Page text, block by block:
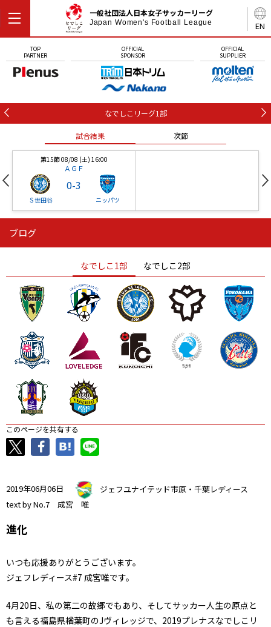
EN
一般社団法人日本女子サッカーリーグ
Japan Women's Football League
TOP
PARTNER
OFFICIAL
SPONSOR
OFFICIAL
SUPPLIER
なでしこリーグ1部
試合結果 次節
第15節 08/08 (土) 16:00
ＡＧＦ
Ｓ世田谷
0-3
ニッパツ
ニッパツ
ニッパツ 名古屋
石人の星
静岡 愛媛Ｌ
ブログ
なでしこ1部 なでしこ2部
このページを共有する
2019年06月06日
ジェフユナイテッド市原・千葉レディース
text by No.7 成宮 唯
進化
いつも応援ありがとうございます。
ジェフレディース#7 成宮唯です。
4月20日、私の第二の故郷でもあり、そしてサッカー人生の原点と
も言える福島県楢葉町のJヴィレッジで、2019プレナスなでしこリ